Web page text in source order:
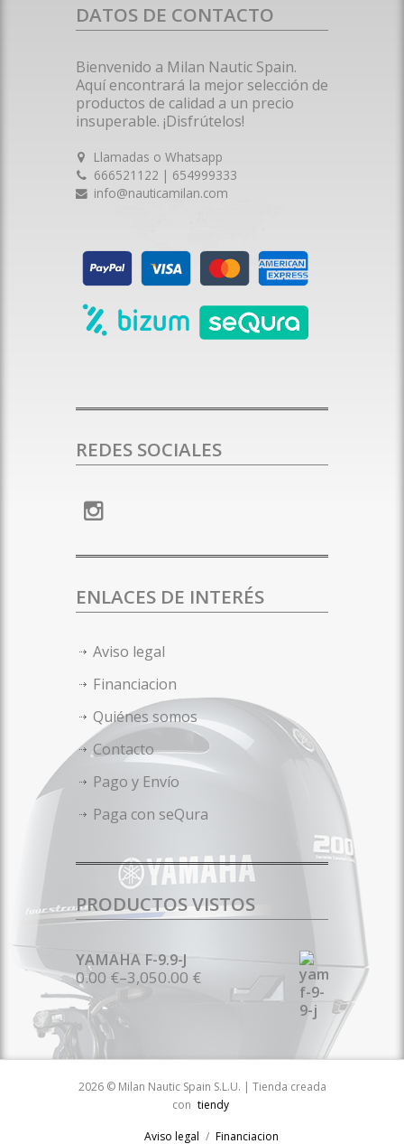
DATOS DE CONTACTO
Bienvenido a Milan Nautic Spain.
Aquí encontrará la mejor selección de
productos de calidad a un precio
insuperable. ¡Disfrútelos!
Llamadas o Whatsapp
666521122 | 654999333
info@nauticamilan.com
REDES SOCIALES
ENLACES DE INTERÉS
Aviso legal
Financiacion
Quiénes somos
Contacto
Pago y Envío
Paga con seQura
PRODUCTOS VISTOS
YAMAHA F-9.9-J
0.00 €–3,050.00 €
2026 © Milan Nautic Spain S.L.U. | Tienda creada
con tiendy
Aviso legal Financiacion